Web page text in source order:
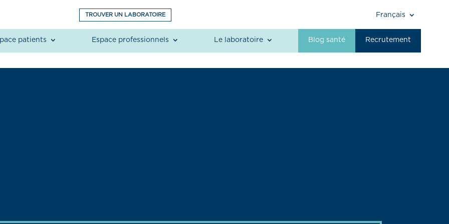
TROUVER UN LABORATOIRE Français
patients Espace professionnels Le laboratoire Blog santé Recrutement